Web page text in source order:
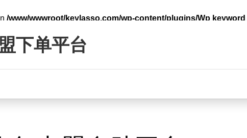
/www/wwwroot/keylasso.com/wp-content/plugins/Wp
下单平台